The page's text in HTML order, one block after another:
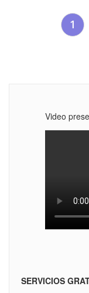
1
Video
SERVICIOS